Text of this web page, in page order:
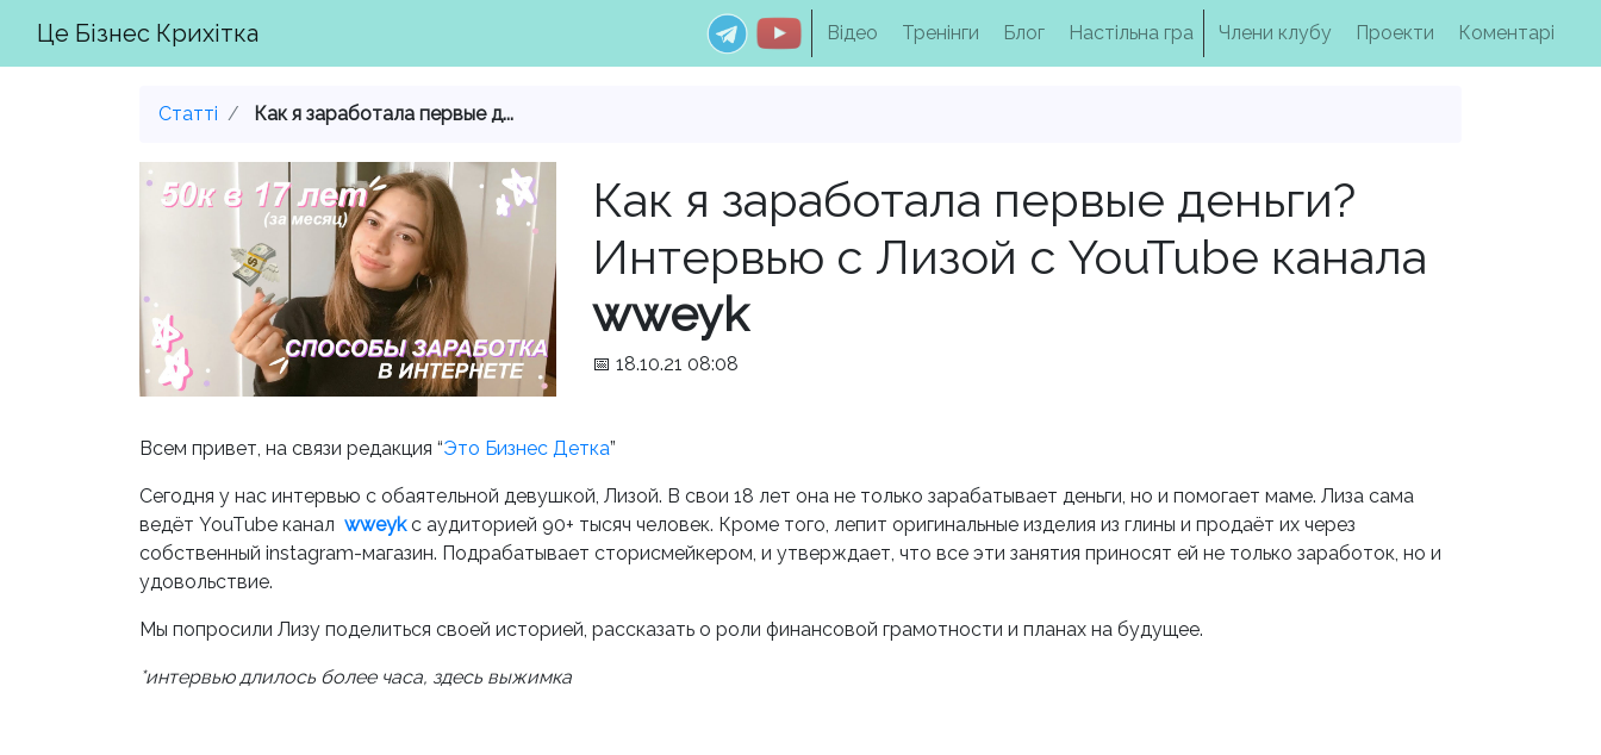
Це Бізнес Крихітка Відео Тренінги Блог Настільна гра Члени клубу Проекти Коментарі
Статті Как я заработала первые д...
Как я заработала первые деньги?
Интервью с Лизой с YouTube канала
wweyk
📅 18.10.21 08:08
Всем привет, на связи редакция “Это Бизнес Детка”
Сегодня у нас интервью с обаятельной девушкой, Лизой. В свои 18 лет она не только зарабатывает деньги, но и помогает маме. Лиза сама
ведёт YouTube канал wweyk с аудиторией 90+ тысяч человек. Кроме того, лепит оригинальные изделия из глины и продаёт их через
собственный instagram-магазин. Подрабатывает сторисмейкером, и утверждает, что все эти занятия приносят ей не только заработок, но и
удовольствие.
Мы попросили Лизу поделиться своей историей, рассказать о роли финансовой грамотности и планах на будущее.
*интервью длилось более часа, здесь выжимка